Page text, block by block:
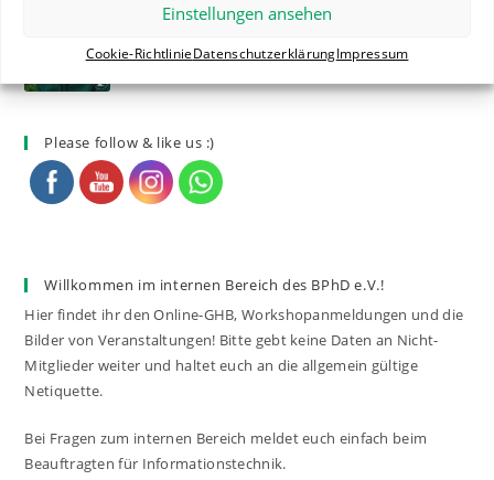
Einstellungen ansehen
Cookie-RichtlinieDatenschutzerklärungImpressum
Der Vorstand stellt sich vor: Nadine – EPSA
Liaison Secretary
Please follow & like us :)
Willkommen im internen Bereich des BPhD e.V.!
Hier findet ihr den Online-GHB, Workshopanmeldungen und die
Bilder von Veranstaltungen! Bitte gebt keine Daten an Nicht-
Mitglieder weiter und haltet euch an die allgemein gültige
Netiquette.
Bei Fragen zum internen Bereich meldet euch einfach beim
Beauftragten für Informationstechnik.